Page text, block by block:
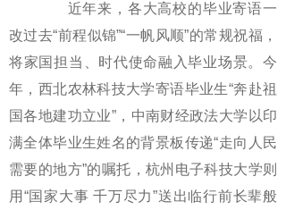
近年来，各大高校的毕业寄语一
改过去“前程似锦”“一帆风顺”的常规祝福，
将家国担当、时代使命融入毕业场景。今
年，西北农林科技大学寄语毕业生“奔赴祖
国各地建功立业”，中南财经政法大学以印
满全体毕业生姓名的背景板传递“走向人民
需要的地方”的嘱托，杭州电子科技大学则
用“国家大事 千万尽力”送出临行前长辈般